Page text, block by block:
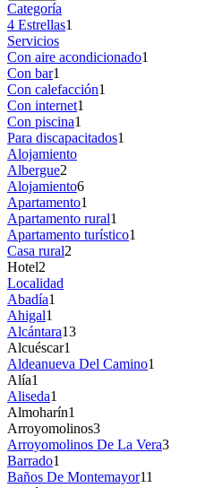
Categoría
4 Estrellas1
Servicios
Con aire acondicionado1
Con bar1
Con calefacción1
Con internet1
Con piscina1
Para discapacitados1
Alojamiento
Albergue2
Alojamiento6
Apartamento1
Apartamento rural1
Apartamento turístico1
Casa rural2
Hotel2
Localidad
Abadía1
Ahigal1
Alcántara13
Alcuéscar1
Aldeanueva Del Camino1
Alía1
Aliseda1
Almoharín1
Arroyomolinos3
Arroyomolinos De La Vera3
Barrado1
Baños De Montemayor11